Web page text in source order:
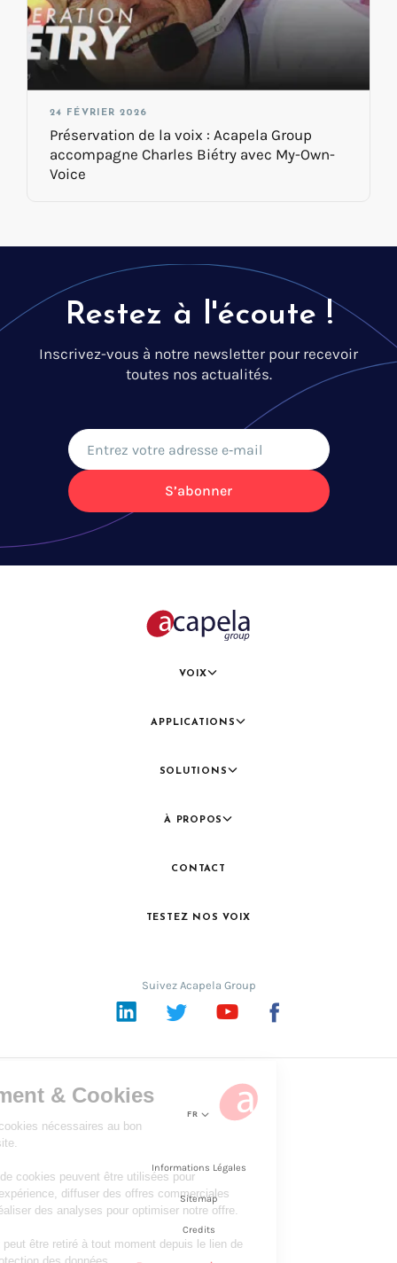
24 FÉVRIER 2026
Préservation de la voix : Acapela Group
accompagne Charles Biétry avec My-Own-
Voice
Restez à l'écoute !
Inscrivez-vous à notre newsletter pour recevoir
toutes nos actualités.
S’abonner
VOIX
APPLICATIONS
SOLUTIONS
À PROPOS
CONTACT
TESTEZ NOS VOIX
Suivez Acapela Group
LinkedInTwitterYouTube
FR
Informations Légales
Sitemap
Credits